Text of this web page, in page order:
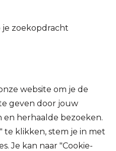
je zoekopdracht
website om je de
geven door jouw
herhaalde bezoeken.
te klikken, stem je in met
Je kan naar "Cookie-